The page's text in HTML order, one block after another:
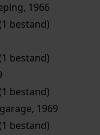
1966
bestand)
bestand)
bestand)
1969
bestand)